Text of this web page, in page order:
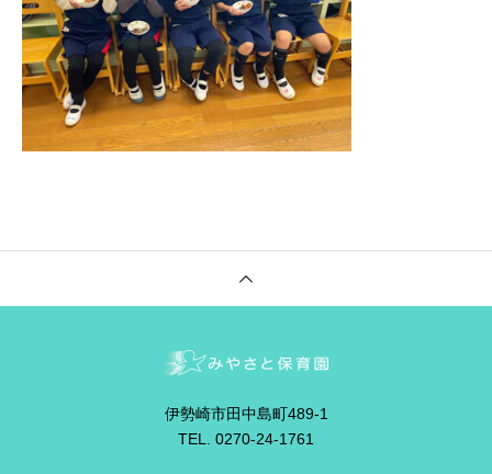
伊勢崎市田中島町489-1
TEL. 0270-24-1761